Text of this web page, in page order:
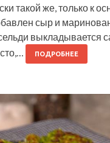
такой же, только к
сыр и
выкладывается
ПОДРОБНЕЕ